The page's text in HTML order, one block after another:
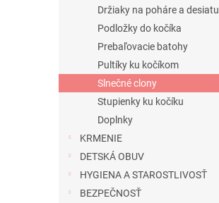
Držiaky na poháre a desiatu
Podložky do kočíka
Prebaľovacie batohy
Pultíky ku kočíkom
Slnečné clony
Stupienky ku kočíku
Doplnky
KRMENIE
DETSKÁ OBUV
HYGIENA A STAROSTLIVOSŤ
BEZPEČNOSŤ